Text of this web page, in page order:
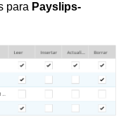
para Payslips-